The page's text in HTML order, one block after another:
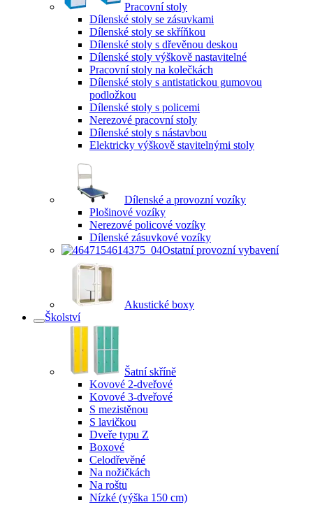
Pracovní stoly
Dílenské stoly se zásuvkami
Dílenské stoly se skříňkou
Dílenské stoly s dřevěnou deskou
Dílenské stoly výškově nastavitelné
Pracovní stoly na kolečkách
Dílenské stoly s antistatickou gumovou
podložkou
Dílenské stoly s policemi
Nerezové pracovní stoly
Dílenské stoly s nástavbou
Elektricky výškově stavitelnými stoly
Dílenské a provozní vozíky
Plošinové vozíky
Nerezové policové vozíky
Dílenské zásuvkové vozíky
Ostatní provozní vybavení
Akustické boxy
Školství
Šatní skříně
Kovové 2-dveřové
Kovové 3-dveřové
S mezistěnou
S lavičkou
Dveře typu Z
Boxové
Celodřevěné
Na nožičkách
Na roštu
Nízké (výška 150 cm)